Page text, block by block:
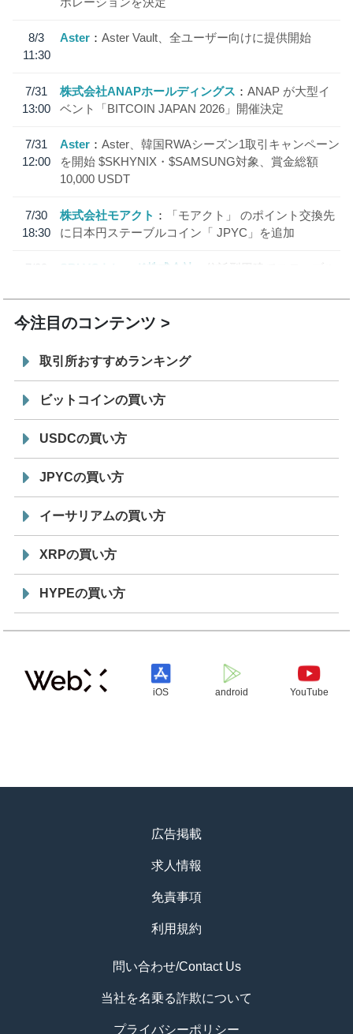
8/3
11:30
Aster Aster Vault、全ユーザー向けに提供開始
7/31
13:00
株式会社ANAPホールディングス
ANAP が大型イ
ベント「BITCOIN JAPAN 2026」開催決定
7/31
12:00
Aster
Aster、韓国RWAシーズン1取引キャンペーン
を開始 $SKHYNIX・$SAMSUNG対象、賞金総額
10,000 USDT
7/30
18:30
株式会社モアクト
「モアクト」 のポイント交換先
に日本円ステーブルコイン「 JPYC」を追加
7/29
SBI VCトレード株式会社
信託型円建てステーブル
今注目のコンテンツ
取引所おすすめランキング
ビットコインの買い方
USDCの買い方
JPYCの買い方
イーサリアムの買い方
XRPの買い方
HYPEの買い方
iOS android YouTube
広告掲載
求人情報
免責事項
利用規約
問い合わせ/Contact Us
当社を名乗る詐欺について
プライバシーポリシー